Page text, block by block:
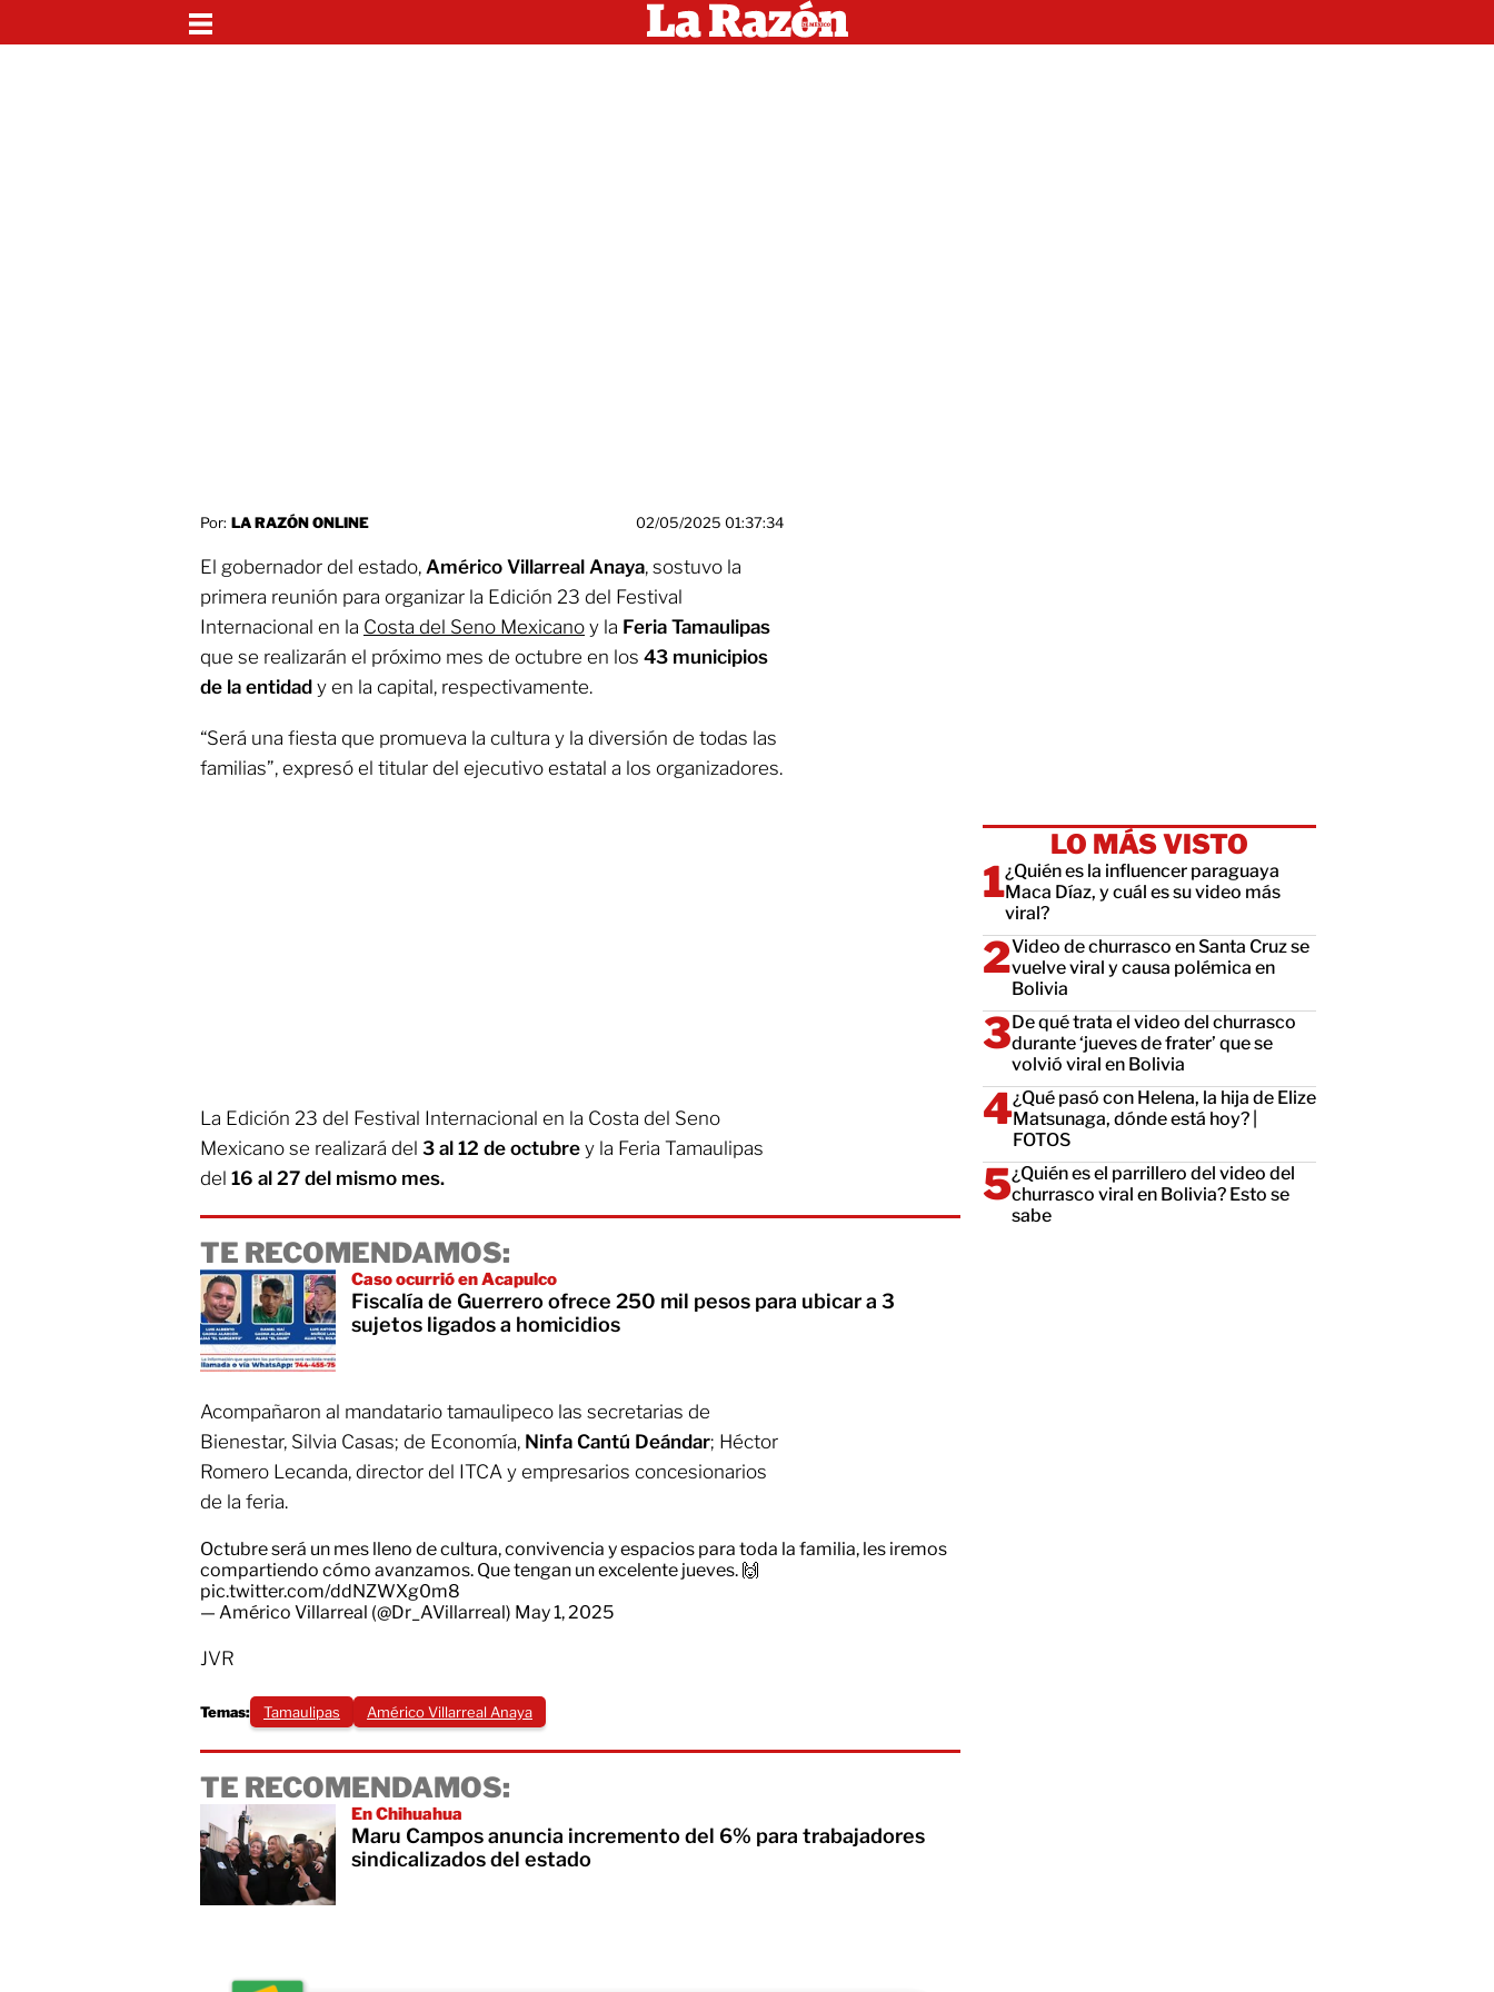
Por: LA RAZÓN ONLINE 02/05/2025 01:37:34
El gobernador del estado, Américo Villarreal Anaya, sostuvo la
primera reunión para organizar la Edición 23 del Festival
Internacional en la Costa del Seno Mexicano y la Feria Tamaulipas
que se realizarán el próximo mes de octubre en los 43 municipios
de la entidad y en la capital, respectivamente.
“Será una fiesta que promueva la cultura y la diversión de todas las
familias”, expresó el titular del ejecutivo estatal a los organizadores.
La Edición 23 del Festival Internacional en la Costa del Seno
Mexicano se realizará del 3 al 12 de octubre y la Feria Tamaulipas
del 16 al 27 del mismo mes.
TE RECOMENDAMOS:
Caso ocurrió en Acapulco
Fiscalía de Guerrero ofrece 250 mil pesos para ubicar a 3
sujetos ligados a homicidios
Acompañaron al mandatario tamaulipeco las secretarias de
Bienestar, Silvia Casas; de Economía, Ninfa Cantú Deándar; Héctor
Romero Lecanda, director del ITCA y empresarios concesionarios
de la feria.
Octubre será un mes lleno de cultura, convivencia y espacios para toda la familia, les iremos
compartiendo cómo avanzamos. Que tengan un excelente jueves. 🙌
pic.twitter.com/ddNZWXg0m8
— Américo Villarreal (@Dr_AVillarreal) May 1, 2025
JVR
Temas: Tamaulipas Américo Villarreal Anaya
TE RECOMENDAMOS:
En Chihuahua
Maru Campos anuncia incremento del 6% para trabajadores
sindicalizados del estado
LO MÁS VISTO
¿Quién es la influencer paraguaya
Maca Díaz, y cuál es su video más
viral?
Video de churrasco en Santa Cruz se
vuelve viral y causa polémica en
Bolivia
De qué trata el video del churrasco
durante ‘jueves de frater’ que se
volvió viral en Bolivia
¿Qué pasó con Helena, la hija de Elize
Matsunaga, dónde está hoy? |
FOTOS
¿Quién es el parrillero del video del
churrasco viral en Bolivia? Esto se
sabe